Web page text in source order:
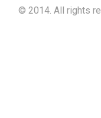
© 2014. All rights